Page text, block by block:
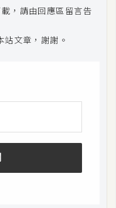
，請由回應區留言告
站文章，謝謝。